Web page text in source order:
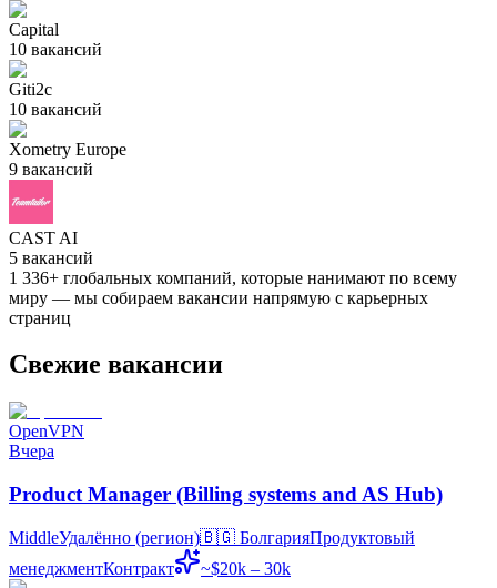
Capital
10 вакансий
Giti2c
10 вакансий
Xometry Europe
9 вакансий
CAST AI
5 вакансий
1 336+ глобальных компаний, которые нанимают по всему
миру — мы собираем вакансии напрямую с карьерных
страниц
Свежие вакансии
OpenVPN
Вчера
Product Manager (Billing systems and AS Hub)
MiddleУдалённо (регион)🇧🇬 БолгарияПродуктовый
менеджментКонтракт ~$20k – 30k